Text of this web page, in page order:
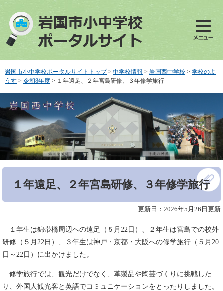
で
す
ば
し
文
へ
岩国市小中学校ポータルサイトトップ > 中学校情報 > 岩国西中学校 > 学校のよ
うす > 令和8年度 > １年遠足、２年宮島研修、３年修学旅行
１年遠足、２年宮島研修、３年修学旅行
更新日：2026年5月26日更新
１年生は錦帯橋周辺への遠足（５月22日）、２年生は宮島での校外
研修（５月22日）、３年生は神戸・京都・大阪への修学旅行（５月20
日～22日）に出かけました。
修学旅行では、観光だけでなく、革製品や陶芸づくりに挑戦した
り、外国人観光客と英語でコミュニケーションをとったりしました。